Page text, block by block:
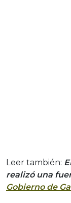
Leer también:
realizó una
Gobierno de